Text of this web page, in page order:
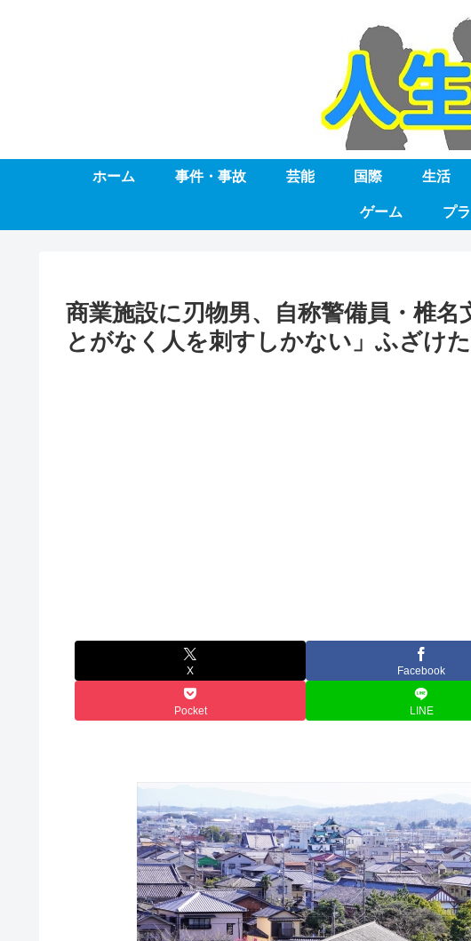
ホーム 事件・事故 芸能 国際 生活
ゲーム プ
商業施設に刃物男、自称警備員・椎名
とがなく人を刺すしかない」ふざけ
X Facebook
Pocket LINE